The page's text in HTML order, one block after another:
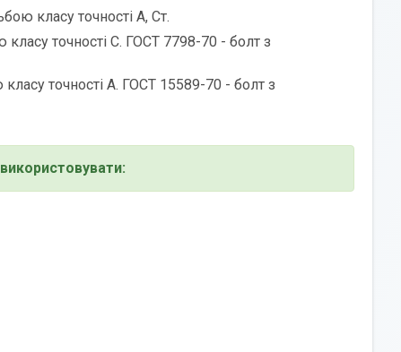
класу точності А, Ст.
точності С. ГОСТ 7798-70 - болт з
точності А. ГОСТ 15589-70 - болт з